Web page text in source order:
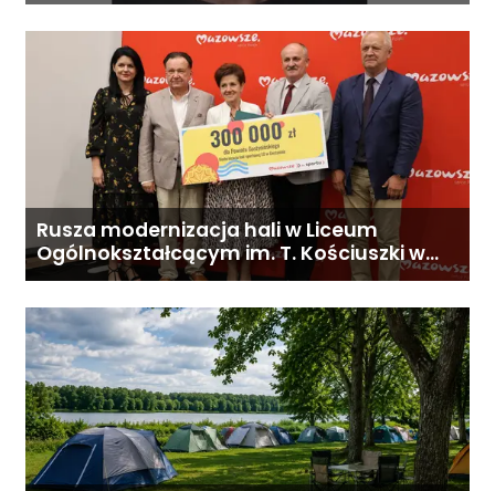
Rusza modernizacja hali w Liceum
Ogólnokształcącym im. T. Kościuszki w
Gostyninie